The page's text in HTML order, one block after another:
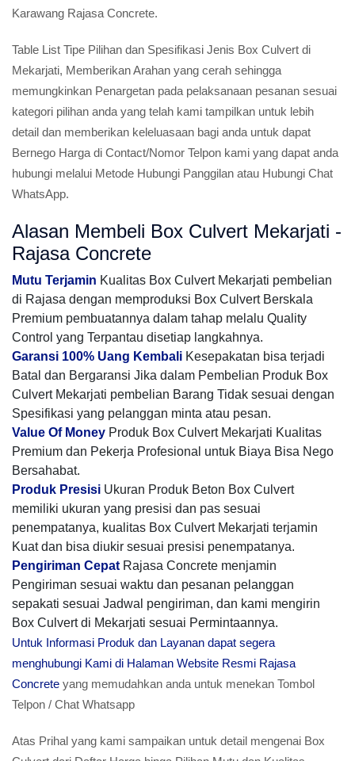
Karawang Rajasa Concrete.
Table List Tipe Pilihan dan Spesifikasi Jenis Box Culvert di
Mekarjati, Memberikan Arahan yang cerah sehingga
memungkinkan Penargetan pada pelaksanaan pesanan sesuai
kategori pilihan anda yang telah kami tampilkan untuk lebih
detail dan memberikan keleluasaan bagi anda untuk dapat
Bernego Harga di Contact/Nomor Telpon kami yang dapat anda
hubungi melalui Metode Hubungi Panggilan atau Hubungi Chat
WhatsApp.
Alasan Membeli Box Culvert Mekarjati -
Rajasa Concrete
Mutu Terjamin Kualitas Box Culvert Mekarjati pembelian
di Rajasa dengan memproduksi Box Culvert Berskala
Premium pembuatannya dalam tahap melalu Quality
Control yang Terpantau disetiap langkahnya.
Garansi 100% Uang Kembali Kesepakatan bisa terjadi
Batal dan Bergaransi Jika dalam Pembelian Produk Box
Culvert Mekarjati pembelian Barang Tidak sesuai dengan
Spesifikasi yang pelanggan minta atau pesan.
Value Of Money Produk Box Culvert Mekarjati Kualitas
Premium dan Pekerja Profesional untuk Biaya Bisa Nego
Bersahabat.
Produk Presisi Ukuran Produk Beton Box Culvert
memiliki ukuran yang presisi dan pas sesuai
penempatanya, kualitas Box Culvert Mekarjati terjamin
Kuat dan bisa diukir sesuai presisi penempatanya.
Pengiriman Cepat Rajasa Concrete menjamin
Pengiriman sesuai waktu dan pesanan pelanggan
sepakati sesuai Jadwal pengiriman, dan kami mengirin
Box Culvert di Mekarjati sesuai Permintaannya.
Untuk Informasi Produk dan Layanan dapat segera
menghubungi Kami di Halaman Website Resmi Rajasa
Concrete yang memudahkan anda untuk menekan Tombol
Telpon / Chat Whatsapp
Atas Prihal yang kami sampaikan untuk detail mengenai Box